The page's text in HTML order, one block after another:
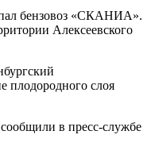
бензовоз «СКАНИА».
Алексеевского
плодородного слоя
в пресс-службе